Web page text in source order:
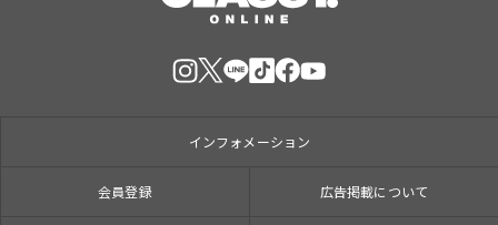
インフォメーション
会員登録 広告掲載について